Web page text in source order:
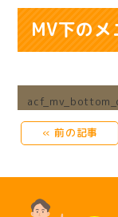
MV下のメ
« 前の記事